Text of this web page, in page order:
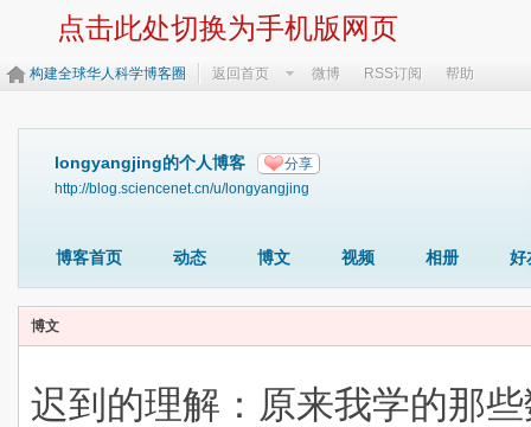
点击此处切换为手机版网页
构建全球华人科学博客圈 返回首页 微博 RSS订阅 帮助
longyangjing的个人博客 分享
http://blog.sciencenet.cn/u/longyangjing
博客首页 动态 博文 视频 相册 好
博文
迟到的理解：原来我学的那